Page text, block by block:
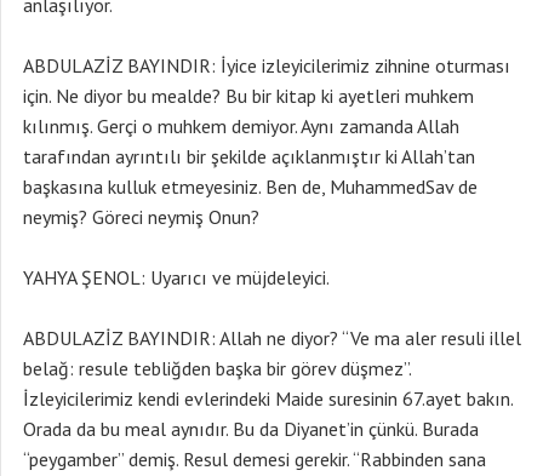
anlaşılıyor.
ABDULAZİZ BAYINDIR: İyice izleyicilerimiz zihnine oturması
için. Ne diyor bu mealde? Bu bir kitap ki ayetleri muhkem
kılınmış. Gerçi o muhkem demiyor. Aynı zamanda Allah
tarafından ayrıntılı bir şekilde açıklanmıştır ki Allah’tan
başkasına kulluk etmeyesiniz. Ben de, MuhammedSav de
neymiş? Göreci neymiş Onun?
YAHYA ŞENOL: Uyarıcı ve müjdeleyici.
ABDULAZİZ BAYINDIR: Allah ne diyor? “Ve ma aler resuli illel
belağ: resule tebliğden başka bir görev düşmez”.
İzleyicilerimiz kendi evlerindeki Maide suresinin 67.ayet bakın.
Orada da bu meal aynıdır. Bu da Diyanet’in çünkü. Burada
“peygamber” demiş. Resul demesi gerekir. “Rabbinden sana